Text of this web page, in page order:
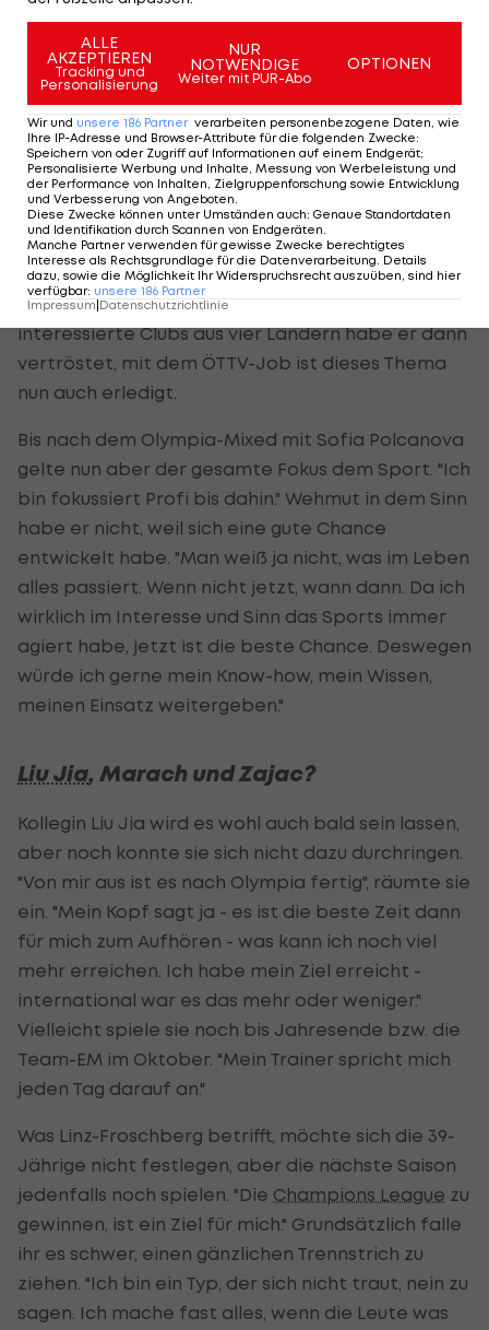
stolz, dass sie an mich gedacht haben."
Fegerl habe das natürlich auch mit seiner Familie
besprochen. Nun werde er mehr bei seinen
Kindern und seiner Frau Li Qiangbing sein - für
Österreich bei den Spielen 2008, 2012 und 2016 an
der Platte - als zuletzt während seines
Engagements in der deutschen Bundesliga. Da
hatte er im Jänner wegen einer
Handgelenksblessur den Vertrag bei
Bergneustadt nicht verlängert. Gesamt acht
interessierte Clubs aus vier Ländern habe er dann
vertröstet, mit dem ÖTTV-Job ist dieses Thema
nun auch erledigt.
Bis nach dem Olympia-Mixed mit Sofia Polcanova
gelte nun aber der gesamte Fokus dem Sport. "Ich
bin fokussiert Profi bis dahin." Wehmut in dem Sinn
habe er nicht, weil sich eine gute Chance
entwickelt habe. "Man weiß ja nicht, was im Leben
alles passiert. Wenn nicht jetzt, wann dann. Da ich
wirklich im Interesse und Sinn das Sports immer
agiert habe, jetzt ist die beste Chance. Deswegen
würde ich gerne mein Know-how, mein Wissen,
meinen Einsatz weitergeben."
Liu Jia, Marach und Zajac?
Kollegin Liu Jia wird es wohl auch bald sein lassen,
aber noch konnte sie sich nicht dazu durchringen.
"Von mir aus ist es nach Olympia fertig", räumte sie
ein. "Mein Kopf sagt ja - es ist die beste Zeit dann
für mich zum Aufhören - was kann ich noch viel
mehr erreichen. Ich habe mein Ziel erreicht -
international war es das mehr oder weniger."
Vielleicht spiele sie noch bis Jahresende bzw. die
Team-EM im Oktober. "Mein Trainer spricht mich
jeden Tag darauf an."
Was Linz-Froschberg betrifft, möchte sich die 39-
Jährige nicht festlegen, aber die nächste Saison
jedenfalls noch spielen. "Die Champions League zu
gewinnen, ist ein Ziel für mich." Grundsätzlich falle
ihr es schwer, einen gänzlichen Trennstrich zu
ziehen. "Ich bin ein Typ, der sich nicht traut, nein zu
sagen. Ich mache fast alles, wenn die Leute was
ALLE
AKZEPTIEREN
Tracking und
Personalisierung
NUR
NOTWENDIGE
Weiter mit PUR-Abo
OPTIONEN
Wir und unsere 186 Partner verarbeiten personenbezogene Daten, wie
Ihre IP-Adresse und Browser-Attribute für die folgenden Zwecke:
Speichern von oder Zugriff auf Informationen auf einem Endgerät;
Personalisierte Werbung und Inhalte, Messung von Werbeleistung und
der Performance von Inhalten, Zielgruppenforschung sowie Entwicklung
und Verbesserung von Angeboten.
Diese Zwecke können unter Umständen auch: Genaue Standortdaten
und Identifikation durch Scannen von Endgeräten.
Manche Partner verwenden für gewisse Zwecke berechtigtes
Interesse als Rechtsgrundlage für die Datenverarbeitung. Details
dazu, sowie die Möglichkeit Ihr Widerspruchsrecht auszuüben, sind hier
verfügbar: unsere 186 Partner
Impressum Datenschutzrichtlinie